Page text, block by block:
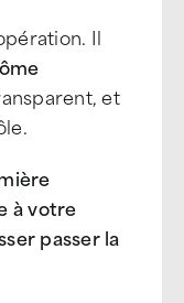
Il
et
à votre
passer la